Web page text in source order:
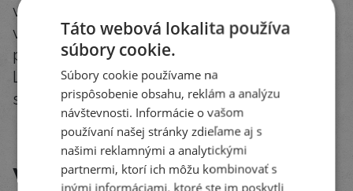
vracajú, znamená to, že obstála. Ak sa k nej
vracajú opakovane, obstála v rôznych
podmienkach jednotlivých ročníkov. Taký je
LG Ambassador. Skrátka, môžete sa naň
spoľahnúť.
Vaše úrody v praxi
Táto webová lokalita používa
súbory cookie.
Súbory cookie používame na
prispôsobenie obsahu, reklám a analýzu
návštevnosti. Informácie o vašom
používaní našej stránky zdieľame aj s
našimi reklamnými a analytickými
partnermi, ktorí ich môžu kombinovať s
inými informáciami, ktoré ste im poskytli